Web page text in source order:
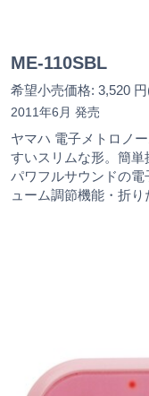
ME-110SBL
希望小売価格: 3,520
2011年6月 発売
ヤマハ 電子メトロノ
すいスリムな形。簡単
パワフルサウンドの電
ューム調節機能・折